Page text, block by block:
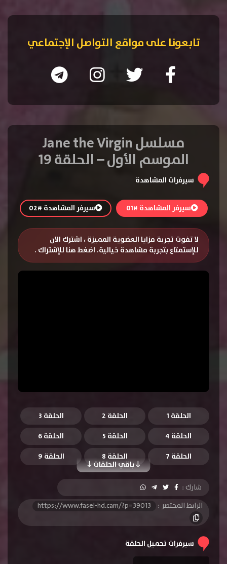
تابعونا على مواقع التواصل الإجتماعي
مسلسل Jane the Virgin
الموسم الأول – الحلقة 19
سيرفرات المشاهدة
سيرفر المشاهدة #01 سيرفر المشاهدة #02
لا تفوت تجربة مزايا العضوية المميزة ، اشترك الان
للإستمتاع بتجربة مشاهدة خيالية. اضغط هنا للإشتراك .
الحلقة 1 الحلقة 2
الحلقة 3
الحلقة 4
الحلقة 5 الحلقة 6
باقي الحلقات
الحلقة 7 الحلقة 8
الحلقة 9
الحلقة 10
الحلقة 11
الحلقة 12
الحلقة 13
الحلقة 14
الحلقة 15
شارك :
الرابط المختصر :
https://www.fasel-hd.cam/?p=39013
سيرفرات تحميل الحلقة